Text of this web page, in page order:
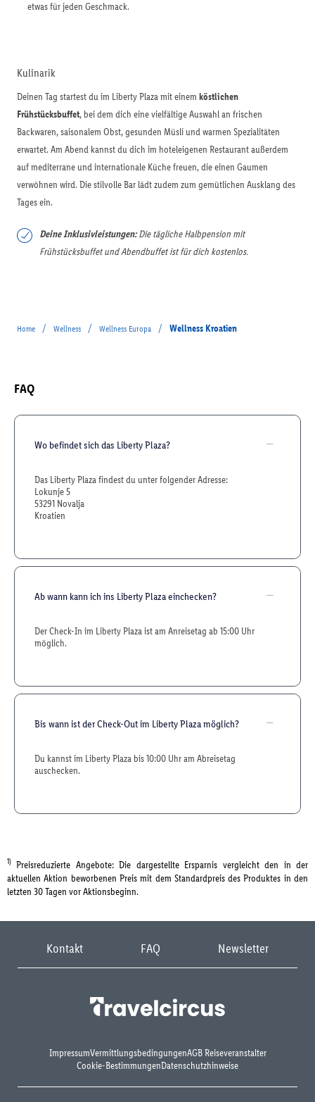
etwas für jeden Geschmack.
Kulinarik
Deinen Tag startest du im Liberty Plaza mit einem köstlichen
Frühstücksbuffet, bei dem dich eine vielfältige Auswahl an frischen
Backwaren, saisonalem Obst, gesunden Müsli und warmen Spezialitäten
erwartet. Am Abend kannst du dich im hoteleigenen Restaurant außerdem
auf mediterrane und internationale Küche freuen, die einen Gaumen
verwöhnen wird. Die stilvolle Bar lädt zudem zum gemütlichen Ausklang des
Tages ein.
Deine Inklusivleistungen:Die tägliche Halbpension mit
Frühstücksbuffet und Abendbuffet ist für dich kostenlos.
Home / Wellness / Wellness Europa / Wellness Kroatien
FAQ
Wo befindet sich das Liberty Plaza?
Das Liberty Plaza findest du unter folgender Adresse:
Lokunje 5
53291 Novalja
Kroatien
Ab wann kann ich ins Liberty Plaza einchecken?
Der Check-In im Liberty Plaza ist am Anreisetag ab 15:00 Uhr
möglich.
Bis wann ist der Check-Out im Liberty Plaza möglich?
Du kannst im Liberty Plaza bis 10:00 Uhr am Abreisetag
auschecken.
1) Preisreduzierte Angebote: Die dargestellte Ersparnis vergleicht den in der
aktuellen Aktion beworbenen Preis mit dem Standardpreis des Produktes in den
letzten 30 Tagen vor Aktionsbeginn.
Kontakt FAQ Newsletter
ImpressumVermittlungsbedingungenAGB Reiseveranstalter
Cookie-BestimmungenDatenschutzhinweise